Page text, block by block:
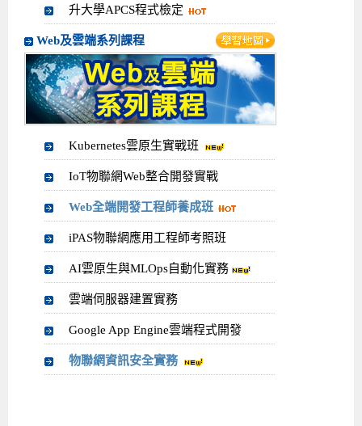
升大學APCS程式檢定
Web及雲端系列課程
Kubernetes雲原生實戰班
IoT物聯網Web整合開發實戰
Web全端開發工程師養成班
iPAS物聯網應用工程師考照班
AI雲原生與MLOps自動化實務
雲端伺服器建置實務
Google App Engine雲端程式開發
物聯網資訊安全實務